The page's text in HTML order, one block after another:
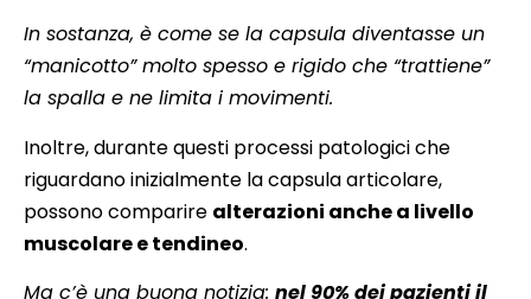
In sostanza, è come se la capsula diventasse un
“manicotto” molto spesso e rigido che “trattiene”
la spalla e ne limita i movimenti.
Inoltre, durante questi processi patologici che
riguardano inizialmente la capsula articolare,
possono comparire alterazioni anche a livello
muscolare e tendineo.
Ma c’è una buona notizia: nel 90% dei pazienti il